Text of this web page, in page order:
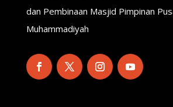
dan Pembinaan Masjid Pimpinan
Muhammadiyah